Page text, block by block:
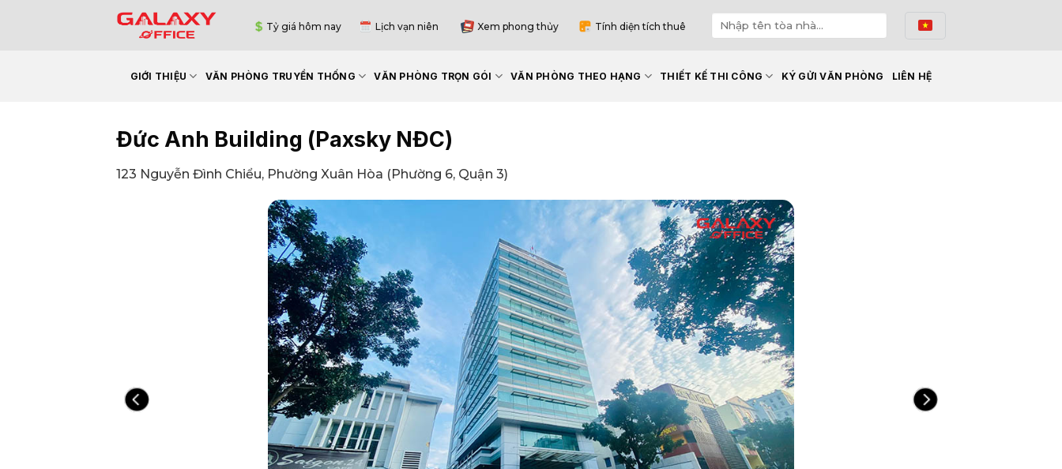
Tỷ giá hôm nay Lịch vạn niên Xem phong thủy Tính diện tích thuê
GIỚI THIỆU VĂN PHÒNG TRUYỀN THỐNG VĂN PHÒNG TRỌN GÓI VĂN PHÒNG THEO HẠNG THIẾT KẾ THI CÔNG KÝ GỬI VĂN PHÒNG LIÊN HỆ
Đức Anh Building (Paxsky NĐC)
123 Nguyễn Đình Chiểu, Phường Xuân Hòa (Phường 6, Quận 3)